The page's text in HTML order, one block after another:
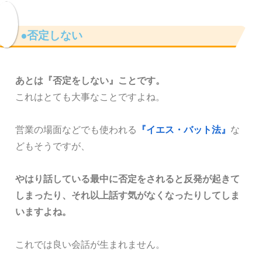
●否定しない
あとは『否定をしない』ことです。
これはとても大事なことですよね。
営業の場面などでも使われる 『イエス・バット法』 な
どもそうですが、
やはり話している最中に否定をされると反発が起きて
しまったり、それ以上話す気がなくなったりしてしま
いますよね。
これでは良い会話が生まれません。